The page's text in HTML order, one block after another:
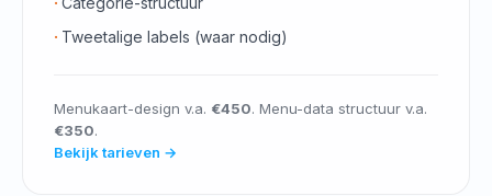
Tweetalige labels (waar nodig)
Menukaart-design v.a. €450. Menu-data structuur v.a.
€350.
Bekijk tarieven →